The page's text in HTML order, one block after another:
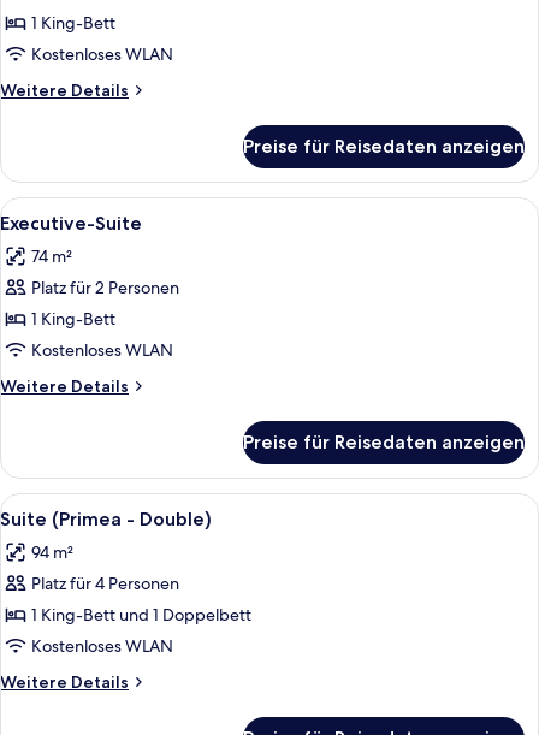
Suite
anzeigen
1 King-Bett
Kostenloses WLAN
Weitere Details
Weitere
Suite
Preise für Reisedaten anzeigen
Alle
Fotos
für
Executive-
Suite
anzeigen
Ein Hotelzimmer mit einem großen
7
Executive-Suite
74 m²
Platz für 2 Personen
1 King-Bett
Kostenloses WLAN
Weitere Details
Weitere
Suite
Preise für Reisedaten anzeigen
Alle
Fotos
für
Suite
(Primea
-
Double)
anzeigen
Ein Hotelzimmer mit einem großen
4
Suite (Primea - Double)
94 m²
Platz für 4 Personen
1 King-Bett und 1 Doppelbett
Kostenloses WLAN
Weitere Details
Weitere